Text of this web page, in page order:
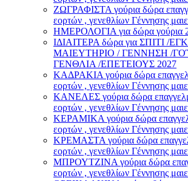
ΖΩΓΡΑΦΙΣΤΑ γούρια δώρα
εορτών , γενεθλίων Γέννησης
ΗΜΕΡΟΛΟΓΙΑ για δώρα γούρια
ΙΔΙΑΙΤΕΡΑ δώρα για ΣΠΙΤΙ /
ΜΑΙΕΥΤΗΡΙΟ / ΓΕΝΝΗΣΗ /
ΓΕΝΘΛΙΑ /ΕΠΕΤΕΙΟΥΣ 2027
ΚΑΔΡΑΚΙΑ γούρια δώρα
εορτών , γενεθλίων Γέννησης
ΚΑΝΕΛΕΣ γούρια δώρα
εορτών , γενεθλίων Γέννησης
ΚΕΡΑΜΙΚΑ γούρια δώρα
εορτών , γενεθλίων Γέννησης
ΚΡΕΜΑΣΤΑ γούρια δώρα
εορτών , γενεθλίων Γέννησης
ΜΠΡΟΥΤΖΙΝΑ γούρια δώρα
εορτών , γενεθλίων Γέννησης